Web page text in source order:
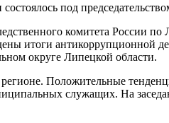
под
комитета России по
итоги антикоррупционной
округе Липецкой области.
Положительные
служащих. На